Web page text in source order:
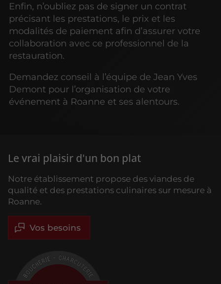
Enfin, n’oubliez pas de signer un contrat
précisant les prestations, le prix et les
modalités de paiement afin d’assurer votre
collaboration avec ce professionnel de la
restauration.
Demandez conseil à l’équipe de Jean Yves
Demont pour l’organisation de votre
événement à Roanne et ses alentours.
Le vrai plaisir d'un bon plat
Notre établissement propose des viandes de
qualité et des prestations culinaires sur mesure à
Roanne.
Vos besoins